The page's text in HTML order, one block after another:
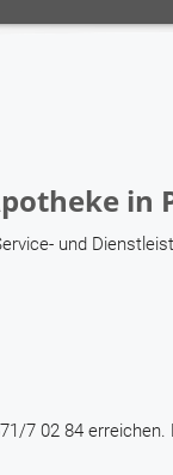
in
und
7 02 84